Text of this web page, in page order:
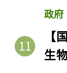
政府
【
生